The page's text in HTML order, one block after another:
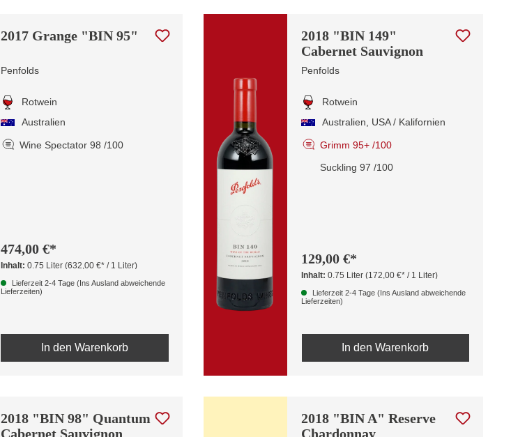
2017 Grange "BIN 95"
Penfolds
Rotwein
Australien
Wine Spectator 98 /100
474,00 €*
Inhalt: 0.75 Liter (632,00 €* / 1 Liter)
Lieferzeit 2-4 Tage (Ins Ausland abweichende
Lieferzeiten)
In den Warenkorb
2018 "BIN 149"
Cabernet Sauvignon
Penfolds
Rotwein
Australien , USA / Kalifornien
Grimm 95+ /100
Suckling 97 /100
129,00 €*
Inhalt:0.75 Liter(172,00 €* / 1 Liter)
Lieferzeit 2-4 Tage (Ins Ausland abweichende
Lieferzeiten)
In den Warenkorb
2018 "BIN 98" Quantum
Cabernet Sauvignon
2018 "BIN A" Reserve
Chardonnay